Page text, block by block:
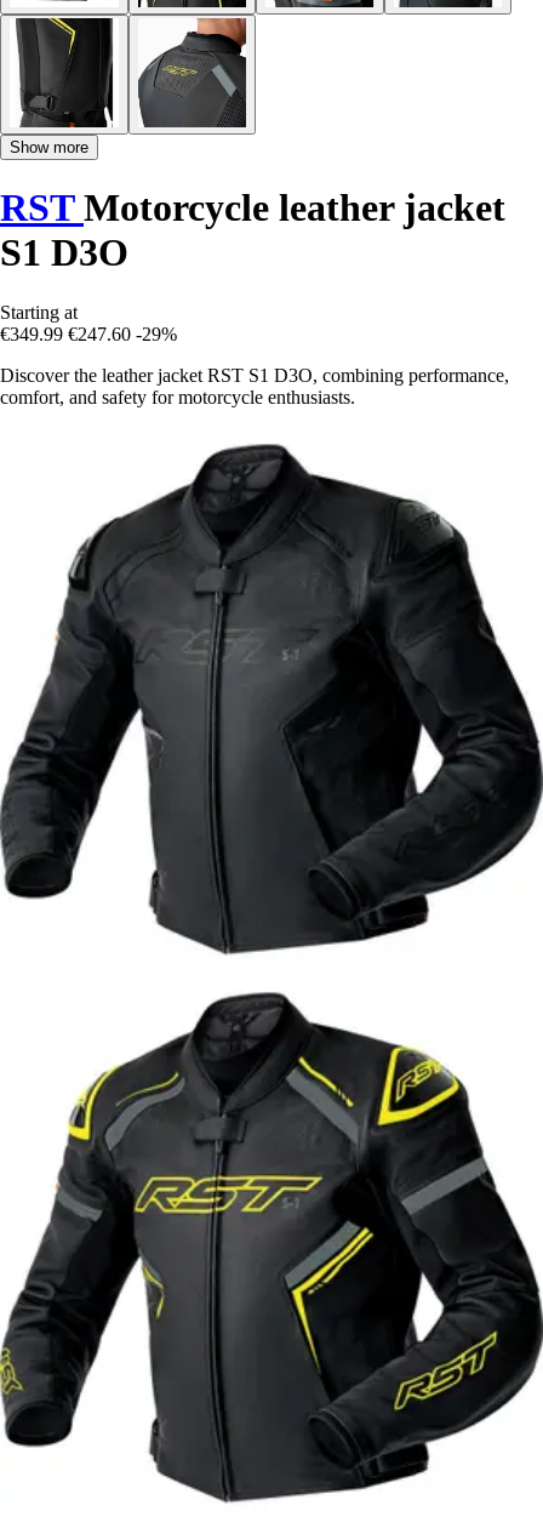
Show more
RSTMotorcycle leather jacket
S1 D3O
Starting at
€349.99 €247.60 -29%
Discover the leather jacket RST S1 D3O, combining performance,
comfort, and safety for motorcycle enthusiasts.